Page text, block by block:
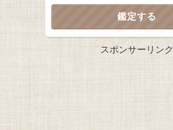
スポンサーリンク